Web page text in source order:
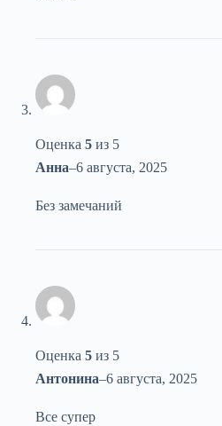
Оценка 5 из 5
Анна–6 августа, 2025
Без замечаний
Оценка 5 из 5
Антонина–6 августа, 2025
Все супер